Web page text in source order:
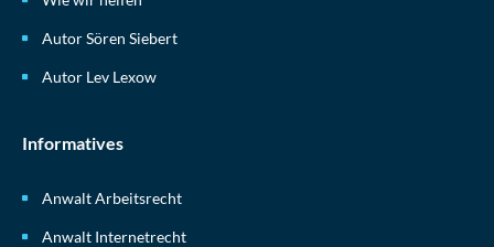
Autor Sören Siebert
Autor Lev Lexow
Informatives
Anwalt Arbeitsrecht
Anwalt Internetrecht